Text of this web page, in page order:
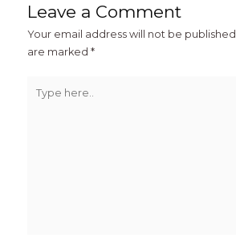
Leave a Comment
Your email address will not be published.
are marked*
here..